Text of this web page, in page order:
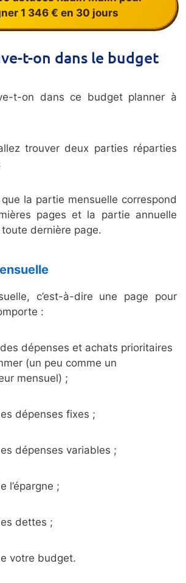
1 346 € en 30 jours
t-on dans le budget
t-on dans ce budget planner à
trouver deux parties réparties
que la partie mensuelle correspond
pages et la partie annuelle
dernière page.
c’est-à-dire une page pour
:
dépenses et achats prioritaires
(un peu comme un
mensuel) ;
dépenses fixes ;
dépenses variables ;
l’épargne ;
dettes ;
votre budget.